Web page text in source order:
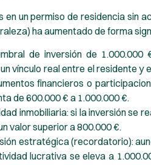
un permiso de residencia sin
ha aumentado de forma
de inversión de 1.000.000
vínculo real entre el residente y
financieros o
de 600.000 € a 1.000.000 €.
inmobiliaria:si la inversión se
valor superior a 800.000 €.
estratégica (recordatorio):
lucrativa se eleva a